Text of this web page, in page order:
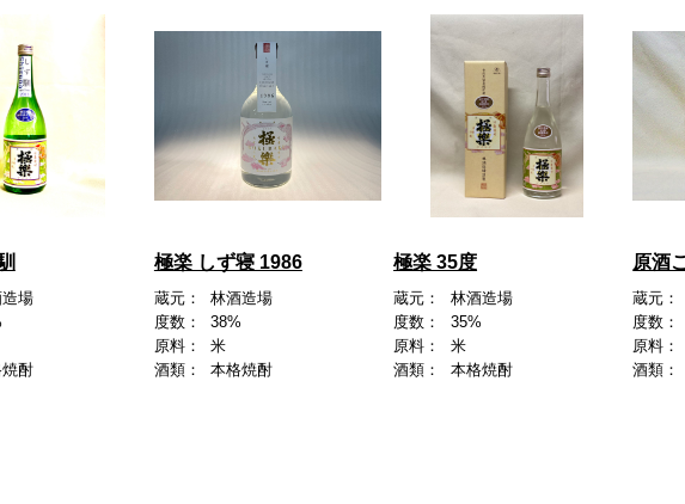
場
酎
極楽 しず寝 1986
蔵元：
林酒造場
度数：
38%
原料：
米
酒類：
本格焼酎
極楽 35度
蔵元：
林酒造場
度数：
35%
原料：
米
酒類：
本格焼酎
原酒
蔵元：
度数：
原料：
酒類：